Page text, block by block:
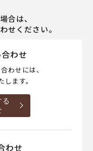
合は、
せください。
わせ
わせには、
ます。
わせ